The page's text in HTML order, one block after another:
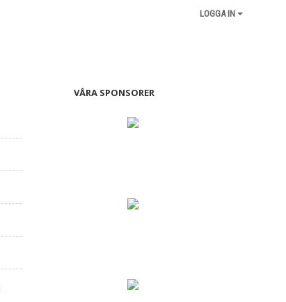
LOGGA IN
VÅRA SPONSORER